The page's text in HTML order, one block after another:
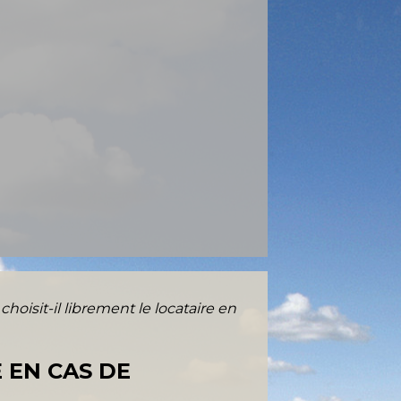
il librement le locataire en
CAS DE